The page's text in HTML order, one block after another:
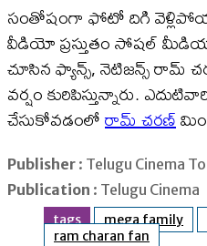
సంతోషంగా ఫోటో దిగి
వీడియో ప్రస్తుతం సోషల్
చూసిన ఫ్యాన్స్, నెటిజన్స్ రామ్
వర్షం కురిపిస్తున్నారు.
చేసుకోవడంలోరామ్ చరణ్
Publisher : Telugu Cinema
Publication : Telugu Cinema
tags mega family
ram charan fan